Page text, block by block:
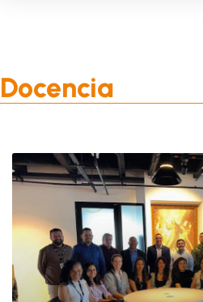
Docencia